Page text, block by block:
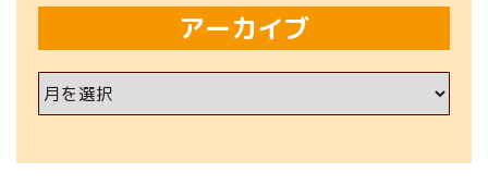
アーカイブ
ア
ー